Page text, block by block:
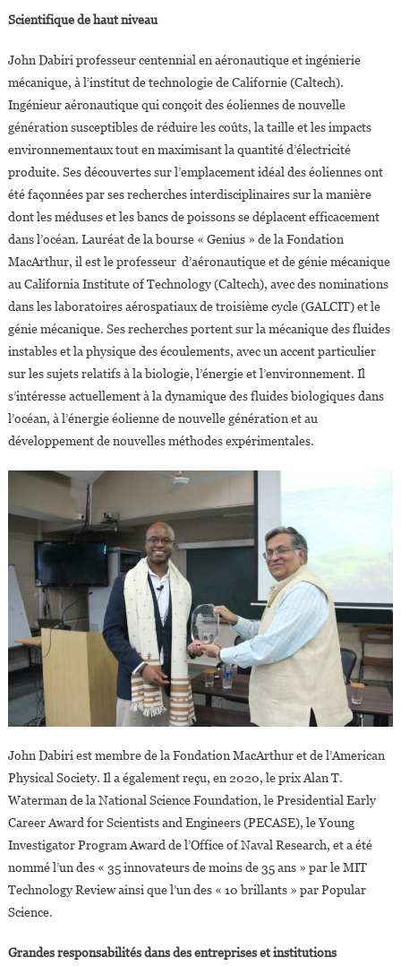
Scientifique de haut niveau
John Dabiri professeur centennial en aéronautique et ingénierie
mécanique, à l’institut de technologie de Californie (Caltech).
Ingénieur aéronautique qui conçoit des éoliennes de nouvelle
génération susceptibles de réduire les coûts, la taille et les impacts
environnementaux tout en maximisant la quantité d’électricité
produite. Ses découvertes sur l’emplacement idéal des éoliennes ont
été façonnées par ses recherches interdisciplinaires sur la manière
dont les méduses et les bancs de poissons se déplacent efficacement
dans l’océan. Lauréat de la bourse « Genius » de la Fondation
MacArthur, il est le professeur d’aéronautique et de génie mécanique
au California Institute of Technology (Caltech), avec des nominations
dans les laboratoires aérospatiaux de troisième cycle (GALCIT) et le
génie mécanique. Ses recherches portent sur la mécanique des fluides
instables et la physique des écoulements, avec un accent particulier
sur les sujets relatifs à la biologie, l’énergie et l’environnement. Il
s’intéresse actuellement à la dynamique des fluides biologiques dans
l’océan, à l’énergie éolienne de nouvelle génération et au
développement de nouvelles méthodes expérimentales.
John Dabiri est membre de la Fondation MacArthur et de l’American
Physical Society. Il a également reçu, en 2020, le prix Alan T.
Waterman de la National Science Foundation, le Presidential Early
Career Award for Scientists and Engineers (PECASE), le Young
Investigator Program Award de l’Office of Naval Research, et a été
nommé l’un des « 35 innovateurs de moins de 35 ans » par le MIT
Technology Review ainsi que l’un des « 10 brillants » par Popular
Science.
Grandes responsabilités dans des entreprises et institutions